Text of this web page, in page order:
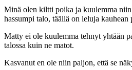
Minä olen kiltti poika ja kuulemma
hassumpi talo, täällä on leluja
Matty ei ole kuulemma tehnyt yhtään
talossa kuin ne matot.
Kasvanut en ole niin paljon, että se